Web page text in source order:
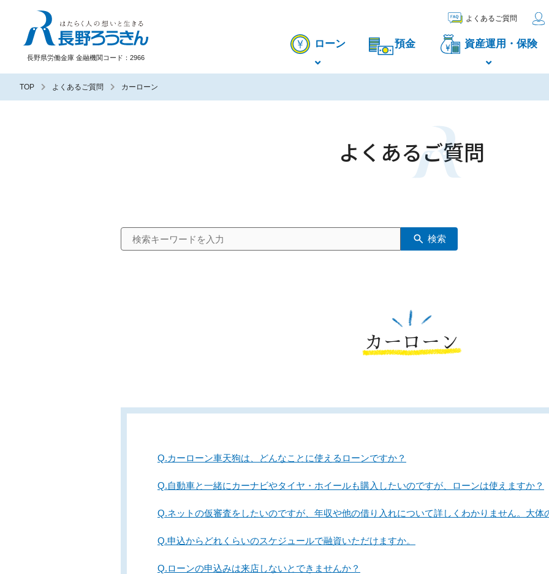
長野県労働金庫 金融機関コード：2966
ローン 預金 資産運用・保険
よくあるご質問
TOP よくあるご質問 カーローン
よくあるご質問
検索キーワード入力
検索
カーローン
Q.カーローン車天狗は、どんなことに使えるローンですか？
Q.自動車と一緒にカーナビやタイヤ・ホイールも購入したいのですが、ローンは使えますか？
Q.ネットの仮審査をしたいのですが、年収や他の借り入れについて詳しくわかりません。大体
Q.申込からどれくらいのスケジュールで融資いただけますか。
Q.ローンの申込みは来店しないとできませんか？